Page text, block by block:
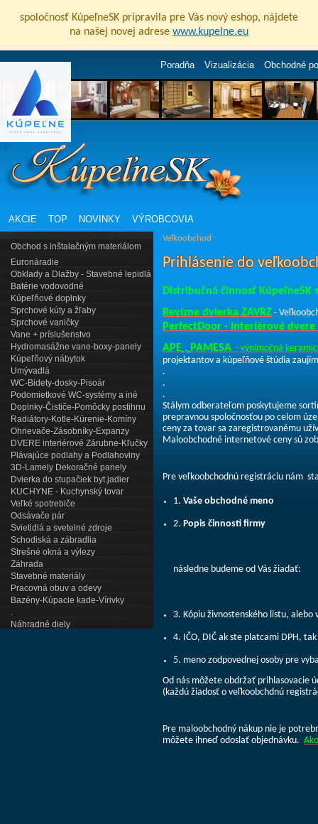
spoločnosť KúpeľneSK pripravila pre Vás nový eshop, nájdete
na našej novej adrese www.kupelne.eu
Poradňa Vizualizácia Obchodné
AKCIE TOP NOVINKY VÝROBCOVIA
Obchod s inštalačným materiálom
Euronáradie
Obklady a Dlažby - Stavebné lepidlá
Batérie vodovodné
Kúpeľňové doplnky
Sprchové kúty a žľaby
Sprchové vaničky
Vane + príslušenstvo
Hydromasážne vane-boxy-panely
Kúpeľňový nábytok
Umývadlá
WC-Bidety-dosky-Pisoár
Podomietkové WC-systémy a iné
Doplnky-Čističe-Pomôcky postihnu
Radiátory-Kotle-Kúrenie-Komíny
Ohrievače-Zásobníky-Expanzy
DVERE interiérové Zárubne-Kľučky
Plávajúce podlahy a Podlahoviny
3D-Lamely Dekoračné panely
Dvierka do stupačiek byt.jadier
KUCHYNE - Kuchynský tovar
Veľké spotrebiče
Odsávače pár
Svietidlá a svetelné zdroje
Schodiská a zábradlia
Strešné okná a výlezy
Záhrada
Stavebné materiály
Pracovná obuv a odevy
Bazény-Kúpacie kade-Vírivky
Náhradné diely
Veľkoobchod
Prihlásenie do
Distribučná činnosť KúpeľneSK
Revízne dvierka ZAVRZ -
PerfectDoor - interiérové dvere
APE , PAMESA - výnimočná
projektantov a kúpeľňové štúdia
.
.
.
Stálym odberateľom poskytujeme
prepravnou spoločnosťou po celom
ceny za tovar sa zaregistrovanému
Maloobchodné internetové ceny sú
Pre veľkoobchodnú registráciu nám
1. Vaše obchodné meno
2. Popis činnosti firmy
následne budeme od Vás žiadať:
3. Kópiu živnostenského listu, alebo
4. IČO, DIČ ak ste platcami DPH, tak
5. meno zodpovednej osoby pre
Od nás môžete obdržať prihlasovacie
(každú žiadosť o veľkoobchdnú
Pre maloobchodný nákup nie je
môžete ihneď odoslať objednávku.